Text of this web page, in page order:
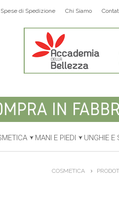
di Spedizione Chi Siamo
MANI E PIEDI UNGHIE E
COSMETICA